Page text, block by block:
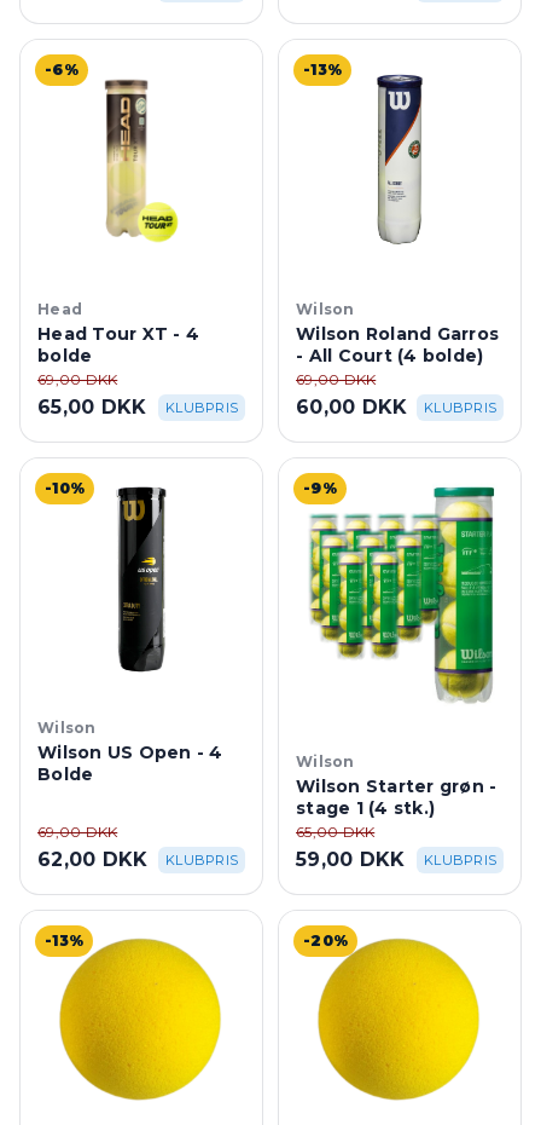
-6%
Head
Head Tour XT - 4
bolde
69,00 DKK
65,00 DKK KLUBPRIS
-13%
Wilson
Wilson Roland Garros
- All Court (4 bolde)
69,00 DKK
60,00 DKK KLUBPRIS
-10%
Wilson
Wilson US Open - 4
Bolde
69,00 DKK
62,00 DKK KLUBPRIS
-9%
Wilson
Wilson Starter grøn -
stage 1 (4 stk.)
65,00 DKK
59,00 DKK KLUBPRIS
-13% -20%